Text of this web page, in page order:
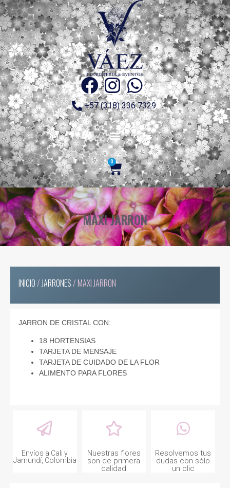
+57 (318) 336 7329
0
MAXI JARRON
INICIO/JARRONES/ MAXI JARRON
JARRON DE CRISTAL CON:
18 HORTENSIAS
TARJETA DE MENSAJE
TARJETA DE CUIDADO DE LA FLOR
ALIMENTO PARA FLORES
Envíos a Cali y
Jamundí, Colombia
Nuestras flores
son de primera
calidad
Resolvemos tus
dudas con sólo
un clic